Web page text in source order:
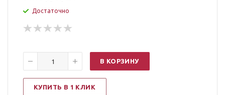
Достаточно
В КОРЗИНУ
КУПИТЬ В 1 КЛИК